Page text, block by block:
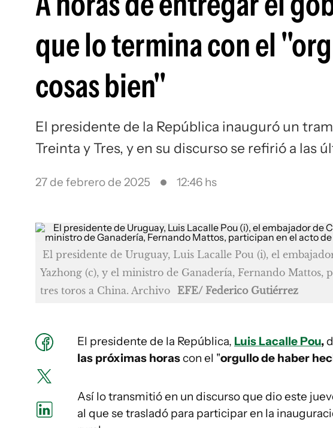
que lo termina con el
cosas bien"
El presidente de la República inauguró un
Treinta y Tres, y en su discurso se refirió a las
27 de febrero de 2025 12:46 hs
El presidente de Uruguay, Luis Lacalle Pou (i), el
Yazhong (c), y el ministro de Ganadería, Fernando Mattos,
tres toros a China. Archivo EFE/ Federico Gutiérrez
El presidente de la República, Luis Lacalle Pou,
las próximas horascon el "orgullo de haber
Así lo transmitió en un discurso que dio este
al que se trasladó para participar en la